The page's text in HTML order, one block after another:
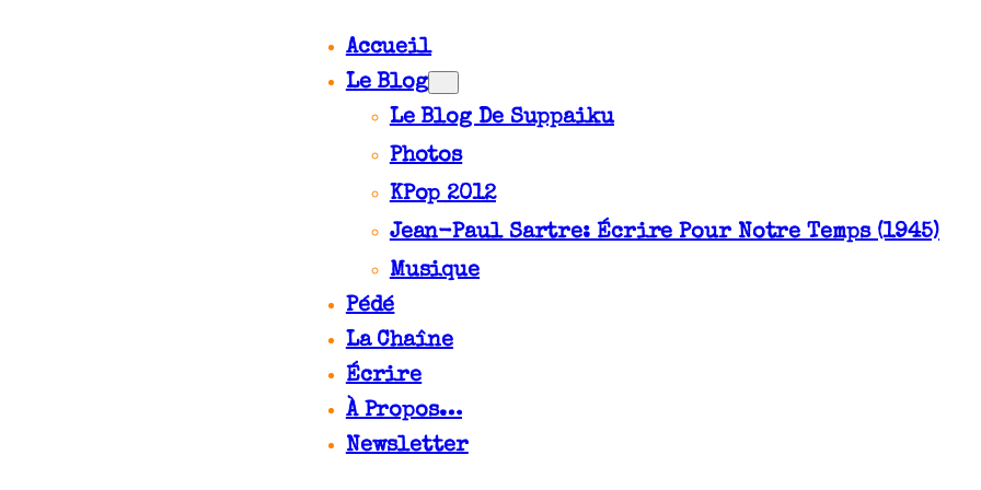
Accueil
Le Blog
Le Blog De Suppaiku
Photos
KPop 2012
Jean-Paul Sartre: Écrire Pour Notre Temps (1945)
Musique
Pédé
La Chaîne
Écrire
À Propos…
Newsletter